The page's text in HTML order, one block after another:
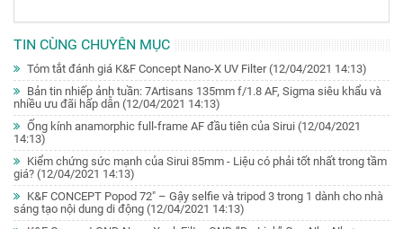
TIN CÙNG CHUYÊN MỤC
Tóm tắt đánh giá K&F Concept Nano-X UV Filter(12/04/2021 14:13)
Bản tin nhiếp ảnh tuần: 7Artisans 135mm f/1.8 AF, Sigma siêu khẩu và
nhiều ưu đãi hấp dẫn (12/04/2021 14:13)
Ống kính anamorphic full-frame AF đầu tiên của Sirui (12/04/2021
14:13)
Kiểm chứng sức mạnh của Sirui 85mm - Liệu có phải tốt nhất trong tầm
giá? (12/04/2021 14:13)
K&F CONCEPT Popod 72" – Gậy selfie và tripod 3 trong 1 dành cho nhà
sáng tạo nội dung di động (12/04/2021 14:13)